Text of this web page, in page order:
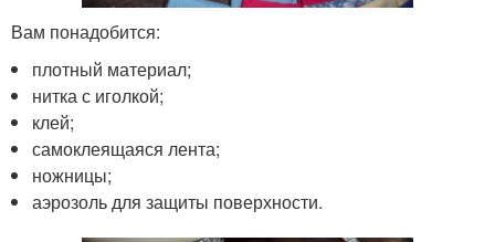
Вам понадобится:
плотный материал;
нитка с иголкой;
клей;
самоклеящаяся лента;
ножницы;
аэрозоль для защиты поверхности.